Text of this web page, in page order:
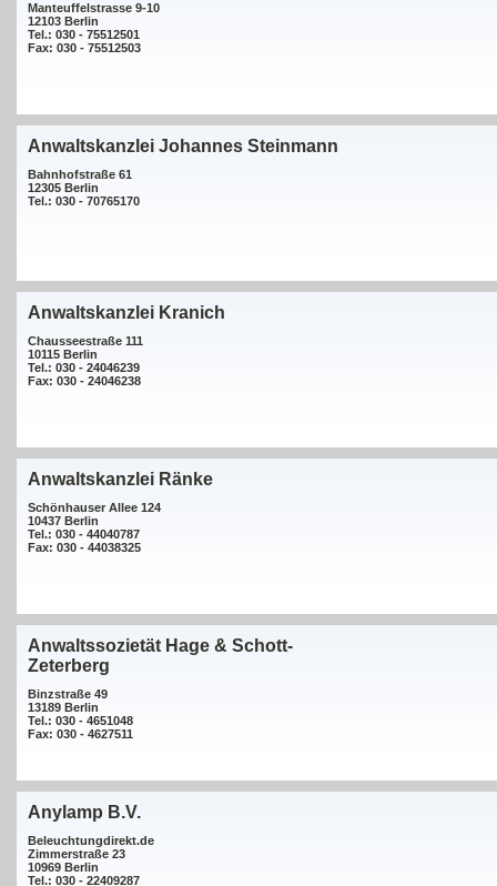
Manteuffelstrasse 9-10
12103 Berlin
Tel.: 030 - 75512501
Fax: 030 - 75512503
Anwaltskanzlei Johannes Steinmann
Bahnhofstraße 61
12305 Berlin
Tel.: 030 - 70765170
Anwaltskanzlei Kranich
Chausseestraße 111
10115 Berlin
Tel.: 030 - 24046239
Fax: 030 - 24046238
Anwaltskanzlei Ränke
Schönhauser Allee 124
10437 Berlin
Tel.: 030 - 44040787
Fax: 030 - 44038325
Anwaltssozietät Hage & Schott-
Zeterberg
Binzstraße 49
13189 Berlin
Tel.: 030 - 4651048
Fax: 030 - 4627511
Anylamp B.V.
Beleuchtungdirekt.de
Zimmerstraße 23
10969 Berlin
Tel.: 030 - 22409287